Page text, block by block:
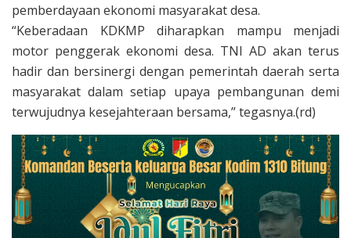
pemberdayaan ekonomi masyarakat desa.
“Keberadaan KDKMP diharapkan mampu menjadi
motor penggerak ekonomi desa. TNI AD akan terus
hadir dan bersinergi dengan pemerintah daerah serta
masyarakat dalam setiap upaya pembangunan demi
terwujudnya kesejahteraan bersama,” tegasnya.(rd)